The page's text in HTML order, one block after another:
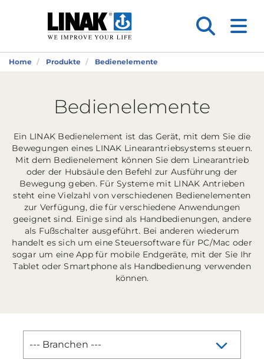
Home Produkte Bedienelemente
Bedienelemente
Ein LINAK Bedienelement ist das Gerät, mit dem Sie die
Bewegungen eines LINAK Linearantriebsystems steuern.
Mit dem Bedienelement können Sie dem Linearantrieb
oder der Hubsäule den Befehl zur Ausführung der
Bewegung geben. Für Systeme mit LINAK Antrieben
steht eine Vielzahl von verschiedenen Bedienelementen
zur Verfügung, die für verschiedene Anwendungen
geeignet sind. Einige sind als Handbedienungen, andere
als Fußschalter ausgeführt. Bei anderen wiederum
handelt es sich um eine Steuersoftware für PC/Mac oder
sogar um eine App für mobile Endgeräte, mit der Sie Ihr
Tablet oder Smartphone als Handbedienung verwenden
können.